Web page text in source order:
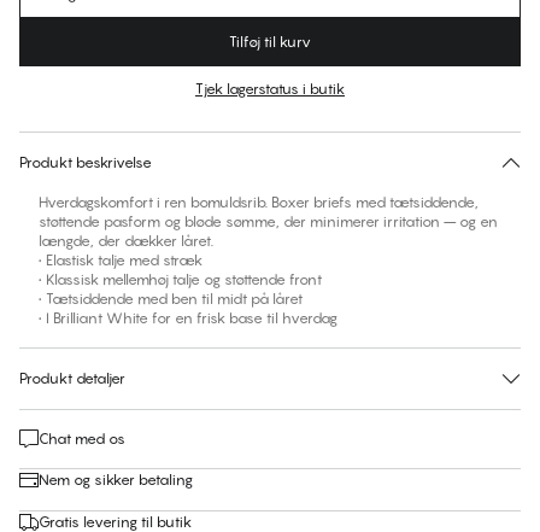
Ingen foreslåede størrelse for dette item
Tilføj til kurv
Tjek lagerstatus i butik
Produkt beskrivelse
Hverdagskomfort i ren bomuldsrib. Boxer briefs med tætsiddende,
støttende pasform og bløde sømme, der minimerer irritation – og en
længde, der dækker låret.
• Elastisk talje med stræk
• Klassisk mellemhøj talje og støttende front
• Tætsiddende med ben til midt på låret
• I Brilliant White for en frisk base til hverdag
Produkt detaljer
Chat med os
Nem og sikker betaling
Gratis levering til butik